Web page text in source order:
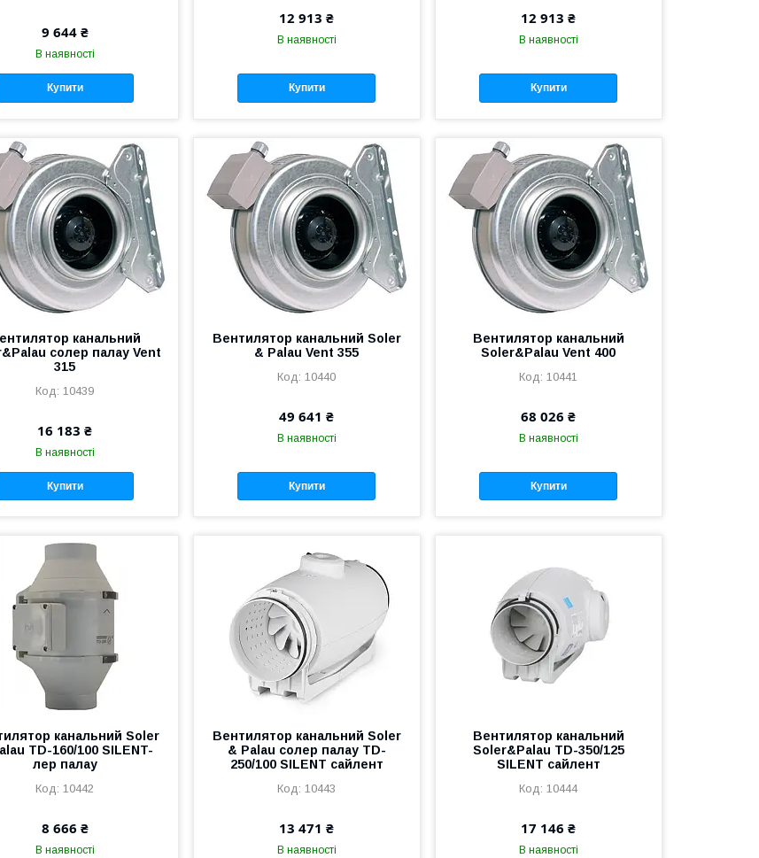
9 644 ₴
В наявності
Купити
12 913 ₴
В наявності
Купити
12 913 ₴
В наявності
Купити
канальний
солер палау Vent
315
10439
16 183 ₴
В наявності
Купити
Вентилятор канальний Soler
& Palau Vent 355
10440
49 641 ₴
В наявності
Купити
Вентилятор канальний
Soler&Palau Vent 400
10441
68 026 ₴
В наявності
Купити
канальний Soler
TD-160/100 SILENT-
лер палау
10442
8 666 ₴
В наявності
Вентилятор канальний Soler
& Palau солер палау TD-
250/100 SILENT сайлент
10443
13 471 ₴
В наявності
Вентилятор канальний
Soler&Palau TD-350/125
SILENT сайлент
10444
17 146 ₴
В наявності